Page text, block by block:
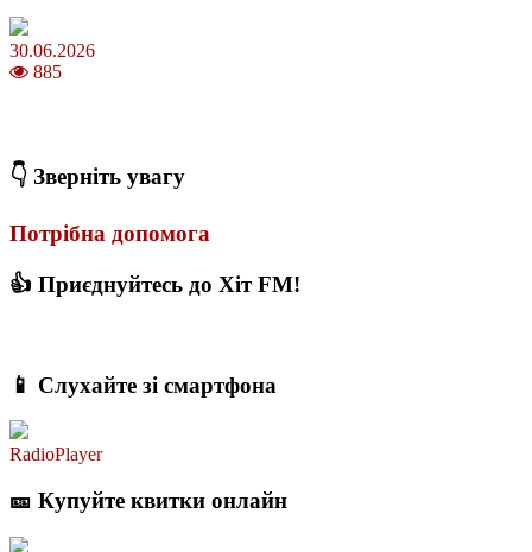
30.06.2026
885
👇 Зверніть увагу
Потрібна допомога
👍 Приєднуйтесь до Хіт FM!
📱 Слухайте зі смартфона
RadioPlayer
🎫 Купуйте квитки онлайн